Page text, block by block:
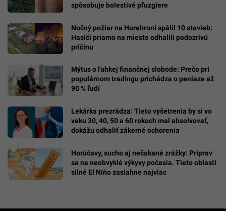
spôsobuje bolestivé pľuzgiere
Nočný požiar na Horehroní spálil 10 stavieb:
Hasiči priamo na mieste odhalili podozrivú
príčinu
Mýtus o ľahkej finančnej slobode: Prečo pri
populárnom tradingu prichádza o peniaze až
90 % ľudí
Lekárka prezrádza: Tieto vyšetrenia by si vo
veku 30, 40, 50 a 60 rokoch mal absolvovať,
dokážu odhaliť zákerné ochorenia
Horúčavy, sucho aj nečakané zrážky: Priprav
sa na neobvyklé výkyvy počasia. Tieto oblasti
silné El Niño zasiahne najviac